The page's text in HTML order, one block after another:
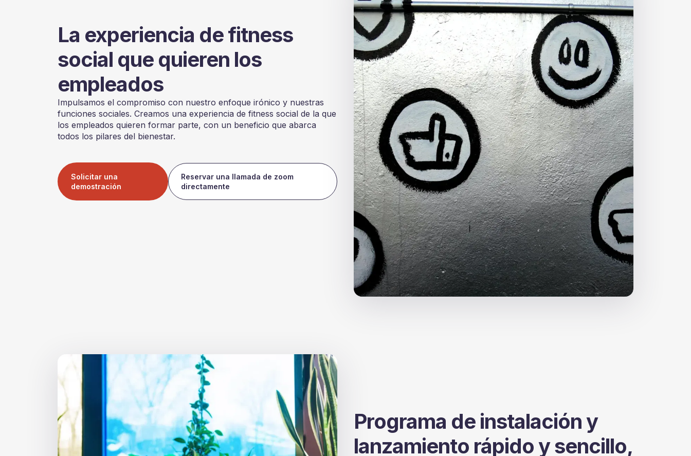
La experiencia de fitness
social que quieren los
empleados
Impulsamos el compromiso con nuestro enfoque irónico y nuestras
funciones sociales. Creamos una experiencia de fitness social de la que
los empleados quieren formar parte, con un beneficio que abarca
todos los pilares del bienestar.
Solicitar una
demostración
Reservar una llamada de zoom
directamente
Programa de instalación y
lanzamiento rápido y sencillo,